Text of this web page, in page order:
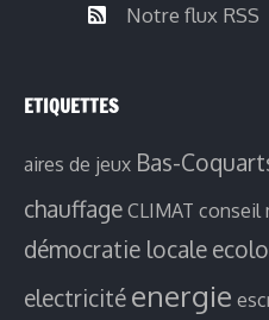
Notre flux RSS
ETIQUETTES
aires de jeux Bas-
chauffage CLIMAT conseil
démocratie locale
electricité energie